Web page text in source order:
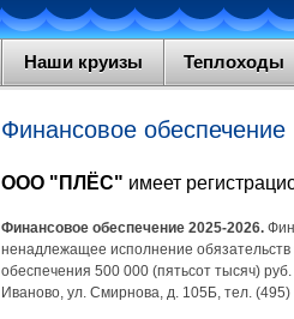
Наши круизы Теплоходы
Финансовое обеспечение
ООО "ПЛЁС" имеет
Финансовое обеспечение 2025-2026.
ненадлежащее исполнение обязательств
обеспечения 500 000 (пятьсот тысяч)
Иваново, ул. Смирнова, д. 105Б, тел.